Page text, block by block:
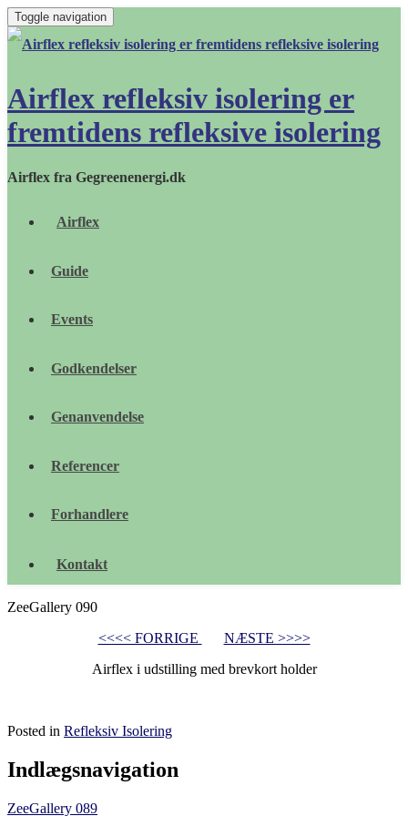
Toggle navigation
Airflex refleksiv isolering er
fremtidens refleksive isolering
Airflex fra Gegreenenergi.dk
Airflex
Guide
Events
Godkendelser
Genanvendelse
Referencer
Forhandlere
Kontakt
ZeeGallery 090
<<<< FORRIGE
NÆSTE >>>>
Airflex i udstilling med brevkort holder
Posted in Refleksiv Isolering
Indlægsnavigation
ZeeGallery 089